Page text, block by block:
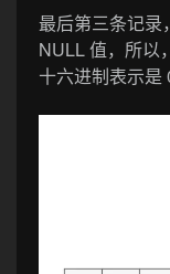
最后第三条记录
NULL 值，所以
十六进制表示是